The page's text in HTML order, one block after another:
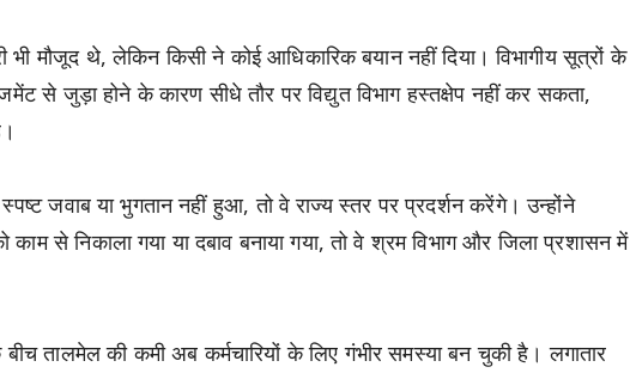
भी मौजूद थे, लेकिन किसी ने कोई आधिकारिक बयान नहीं दिया। विभागीय सूत्रों के
से जुड़ा होने के कारण सीधे तौर पर विद्युत विभाग हस्तक्षेप नहीं कर सकता,
जवाब या भुगतान नहीं हुआ, तो वे राज्य स्तर पर प्रदर्शन करेंगे। उन्होंने
काम से निकाला गया या दबाव बनाया गया, तो वे श्रम विभाग और जिला प्रशासन में
तालमेल की कमी अब कर्मचारियों के लिए गंभीर समस्या बन चुकी है। लगातार